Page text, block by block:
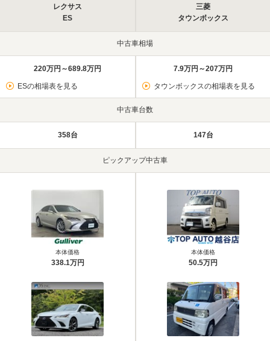
レクサス
ES
三菱
タウンボックス
中古車相場
220万円～689.8万円
ESの相場表を見る
7.9万円～207万円
タウンボックスの相場表を見る
中古車台数
358台 147台
ピックアップ中古車
本体価格
338.1万円
本体価格
50.5万円